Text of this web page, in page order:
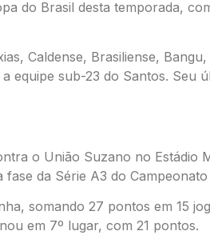
do Brasil desta temporada,
Caldense, Brasiliense, Bangu,
equipe sub-23 do Santos. Seu
o União Suzano no Estádio
fase da Série A3 do
somando 27 pontos em 15
em 7º lugar, com 21 pontos.